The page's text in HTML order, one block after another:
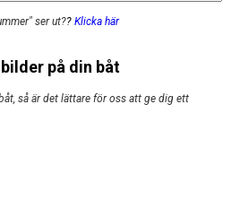
ser ut?? Klicka här
på din båt
så är det lättare för oss att ge dig ett